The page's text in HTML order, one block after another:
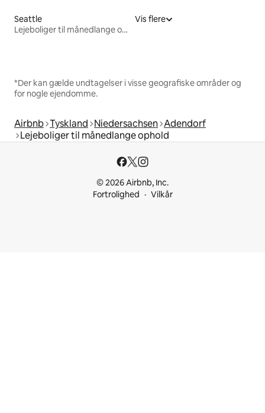
Seattle
Lejeboliger til månedlange ophold
Vis flere
*Der kan gælde undtagelser i visse geografiske områder og
for nogle ejendomme.
Airbnb Tyskland Niedersachsen Adendorf
Lejeboliger til månedlange ophold
© 2026 Airbnb, Inc.
Fortrolighed
Vilkår